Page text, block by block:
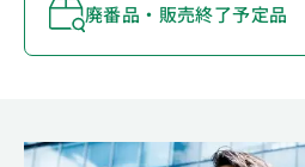
廃番品・販売終了予定品